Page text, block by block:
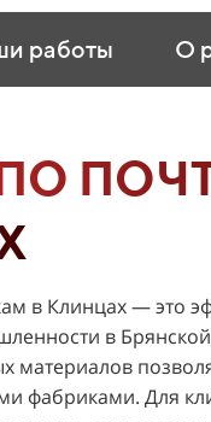
работы О
в Клинцах — это
в
материалов
фабриками. Для